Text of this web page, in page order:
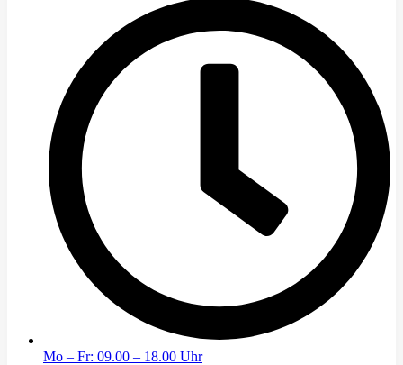
Mo – Fr: 09.00 – 18.00 Uhr